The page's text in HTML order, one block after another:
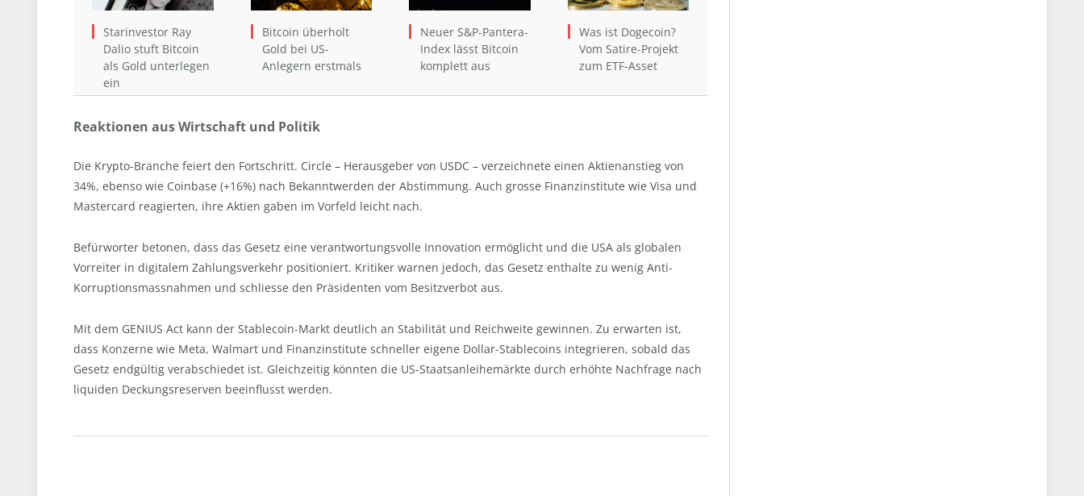
Starinvestor Ray
Dalio stuft Bitcoin
als Gold unterlegen
ein
Bitcoin überholt
Gold bei US-
Anlegern erstmals
Neuer S&P-Pantera-
Index lässt Bitcoin
komplett aus
Was ist Dogecoin?
Vom Satire-Projekt
zum ETF-Asset
Reaktionen aus Wirtschaft und Politik
Die Krypto-Branche feiert den Fortschritt. Circle – Herausgeber von USDC – verzeichnete einen Aktienanstieg von
34%, ebenso wie Coinbase (+16%) nach Bekanntwerden der Abstimmung. Auch grosse Finanzinstitute wie Visa und
Mastercard reagierten, ihre Aktien gaben im Vorfeld leicht nach.
Befürworter betonen, dass das Gesetz eine verantwortungsvolle Innovation ermöglicht und die USA als globalen
Vorreiter in digitalem Zahlungsverkehr positioniert. Kritiker warnen jedoch, das Gesetz enthalte zu wenig Anti-
Korruptionsmassnahmen und schliesse den Präsidenten vom Besitzverbot aus.
Mit dem GENIUS Act kann der Stablecoin-Markt deutlich an Stabilität und Reichweite gewinnen. Zu erwarten ist,
dass Konzerne wie Meta, Walmart und Finanzinstitute schneller eigene Dollar-Stablecoins integrieren, sobald das
Gesetz endgültig verabschiedet ist. Gleichzeitig könnten die US-Staatsanleihemärkte durch erhöhte Nachfrage nach
liquiden Deckungsreserven beeinflusst werden.